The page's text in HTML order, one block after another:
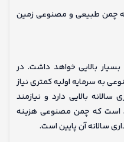
چمن طبیعی و مصنوعی زمین
بالایی خواهد داشت. در
به سرمایه اولیه کمتری نیاز
بالایی دارد و نیازمند
است که چمن مصنوعی هزینه
سالانه آن پایین است.